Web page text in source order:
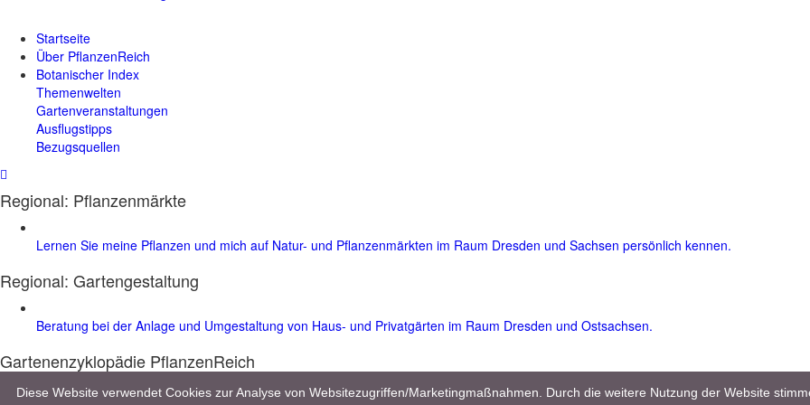
Startseite
Über PflanzenReich
Botanischer Index
Themenwelten
Gartenveranstaltungen
Ausflugstipps
Bezugsquellen
Regional: Pflanzenmärkte
Lernen Sie meine Pflanzen und mich auf Natur- und Pflanzenmärkten im Raum Dresden und Sachsen persönlich kennen.
Regional: Gartengestaltung
Beratung bei der Anlage und Umgestaltung von Haus- und Privatgärten im Raum Dresden und Ostsachsen.
Gartenenzyklopädie PflanzenReich
Entdecken Sie im Gartenlexikon mehr als 8.000 Pflanzen, 10.000 Bilder und viele nützliche und wertvolle Garten- und Pflegetipps für
Diese Website verwendet Cookies zur Analyse von Websitezugriffen/Marketingmaßnahmen. Durch die weitere Nutzung der Website